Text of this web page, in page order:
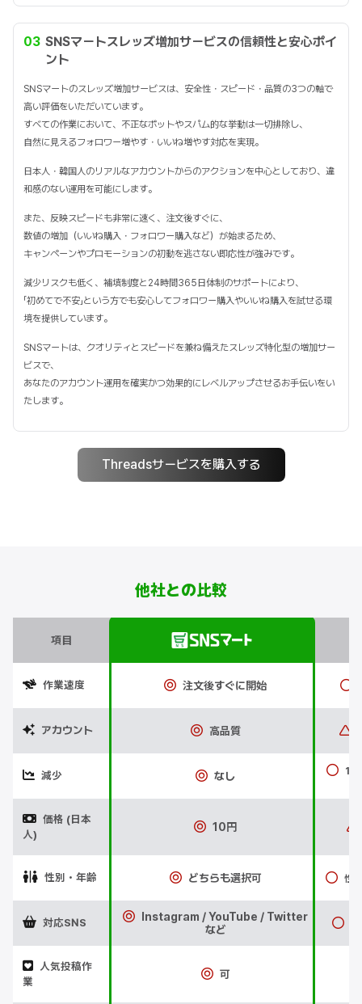
03 SNSマートスレッズ増加サービスの信頼性と安心ポイ
ント
SNSマートのスレッズ増加サービスは、安全性・スピード・品質の3つの軸で
高い評価をいただいています。
すべての作業において、不正なボットやスパム的な挙動は一切排除し、
自然に見えるフォロワー増やす・いいね増やす対応を実現。
日本人・韓国人のリアルなアカウントからのアクションを中心としており、違
和感のない運用を可能にします。
また、反映スピードも非常に速く、注文後すぐに、
数値の増加（いいね購入・フォロワー購入など）が始まるため、
キャンペーンやプロモーションの初動を逃さない即応性が強みです。
減少リスクも低く、補填制度と24時間365日体制のサポートにより、
「初めてで不安」という方でも安心してフォロワー購入やいいね購入を試せる環
境を提供しています。
SNSマートは、クオリティとスピードを兼ね備えたスレッズ特化型の増加サー
ビスで、
あなたのアカウント運用を確実かつ効果的にレベルアップさせるお手伝いをい
たします。
Threadsサービスを購入する
他社との比較
項目
作業速度 注文後すぐに開始
アカウント 高品質
減少 なし
1ヶ
価格 (日本
人)
10円
性別・年齢 どちらも選択可 性
対応SNS
Instagram / YouTube / Twitter
など
人気投稿作
業
可